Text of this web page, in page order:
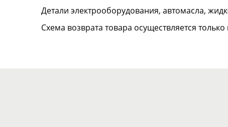
Детали электрооборудования, автомасла,
Схема возврата товара осуществляется